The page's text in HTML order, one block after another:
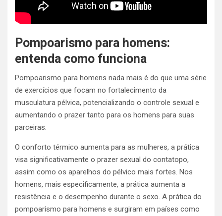
Pompoarismo para homens:
entenda como funciona
Pompoarismo para homens nada mais é do que uma série
de exercícios que focam no fortalecimento da
musculatura pélvica, potencializando o controle sexual e
aumentando o prazer tanto para os homens para suas
parceiras.
O conforto térmico aumenta para as mulheres, a prática
visa significativamente o prazer sexual do contatopo,
assim como os aparelhos do pélvico mais fortes. Nos
homens, mais especificamente, a prática aumenta a
resistência e o desempenho durante o sexo. A prática do
pompoarismo para homens e surgiram em países como